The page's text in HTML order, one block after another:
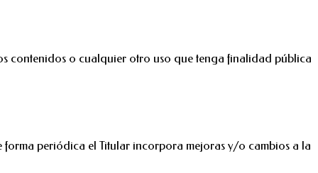
contenidos o cualquier otro uso que tenga finalidad pública
periódica el Titular incorpora mejoras y/o cambios a la